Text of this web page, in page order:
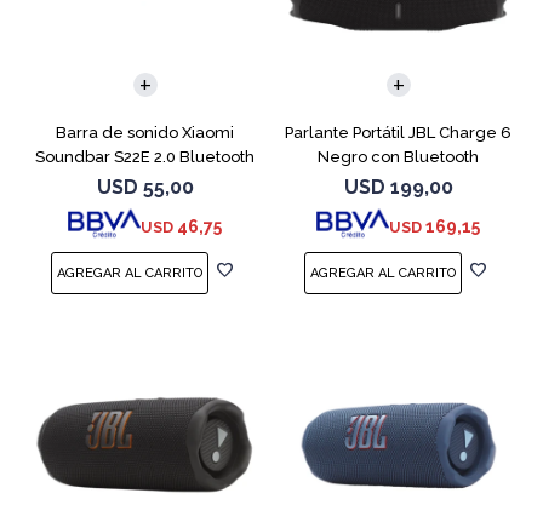
Barra de sonido Xiaomi
Soundbar S22E 2.0 Bluetooth
USD 55,00
USD 46,75
Parlante Portátil JBL Charge 6
Negro con Bluetooth
USD 199,00
USD 169,15